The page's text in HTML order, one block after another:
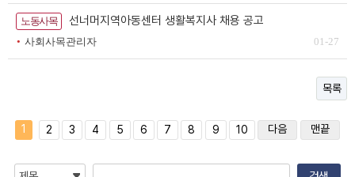
노동사목 선너머지역아동센터 생활복지사 채용 공고
사회사목관리자 01-27
목록
1 2 3 4 5 6 7 8 9 10 다음 맨끝